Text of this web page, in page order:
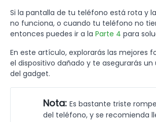
Si la pantalla de tu teléfono está rota y
no funciona, o cuando tu teléfono no
entonces puedes ir a la Parte 4 para
En este artículo, explorarás las mejores
el dispositivo dañado y te asegurarás
del gadget.
Nota: Es bastante triste
del teléfono, y se recomienda